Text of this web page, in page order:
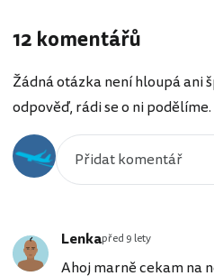
12 komentářů
Žádná otázka není hloupá ani
odpověď, rádi se o ni podělíme.
Lenkapřed 9 lety
Ahoj marně cekam na